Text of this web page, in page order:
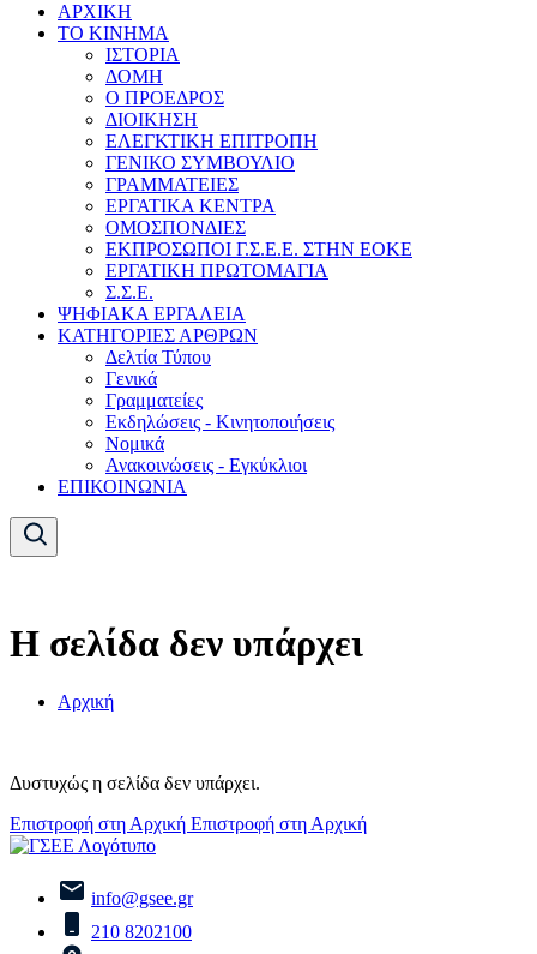
ΑΡΧΙΚΗ
ΤΟ ΚΙΝΗΜΑ
ΙΣΤΟΡΙΑ
ΔΟΜΗ
Ο ΠΡΟΕΔΡΟΣ
ΔΙΟΙΚΗΣΗ
ΕΛΕΓΚΤΙΚΗ ΕΠΙΤΡΟΠΗ
ΓΕΝΙΚΟ ΣΥΜΒΟΥΛΙΟ
ΓΡΑΜΜΑΤΕΙΕΣ
ΕΡΓΑΤΙΚΑ ΚΕΝΤΡΑ
ΟΜΟΣΠΟΝΔΙΕΣ
ΕΚΠΡΟΣΩΠΟΙ Γ.Σ.Ε.Ε. ΣΤΗΝ ΕΟΚΕ
ΕΡΓΑΤΙΚΗ ΠΡΩΤΟΜΑΓΙΑ
Σ.Σ.Ε.
ΨΗΦΙΑΚΑ ΕΡΓΑΛΕΙΑ
ΚΑΤΗΓΟΡΙΕΣ ΑΡΘΡΩΝ
Δελτία Τύπου
Γενικά
Γραμματείες
Εκδηλώσεις - Κινητοποιήσεις
Νομικά
Ανακοινώσεις - Εγκύκλιοι
ΕΠΙΚΟΙΝΩΝΙΑ
Η σελίδα δεν υπάρχει
Αρχική
Δυστυχώς η σελίδα δεν υπάρχει.
Επιστροφή στη Αρχική Επιστροφή στη Αρχική
info@gsee.gr
210 8202100